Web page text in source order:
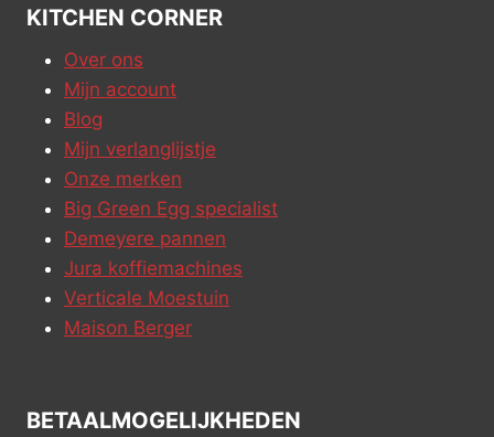
KITCHEN CORNER
Over ons
Mijn account
Blog
Mijn verlanglijstje
Onze merken
Big Green Egg specialist
Demeyere pannen
Jura koffiemachines
Verticale Moestuin
Maison Berger
BETAALMOGELIJKHEDEN